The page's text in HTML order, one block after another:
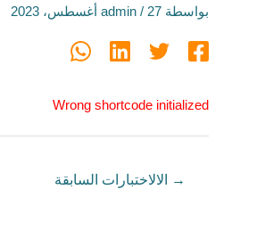
بواسطة admin / 27 أغسطس، 2023
Wrong shortcode initialized
→ الالاختبارات السابقة